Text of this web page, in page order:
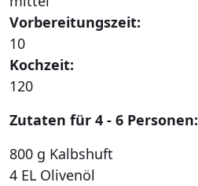
Vorbereitungszeit:
10
Kochzeit:
120
Zutaten für 4 - 6 Personen:
800 g Kalbshuft
4 EL Olivenöl